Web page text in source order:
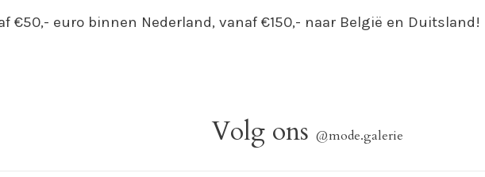
€50,- euro binnen Nederland, vanaf €150,- naar België en Duitsland!
Volg ons @mode.galerie